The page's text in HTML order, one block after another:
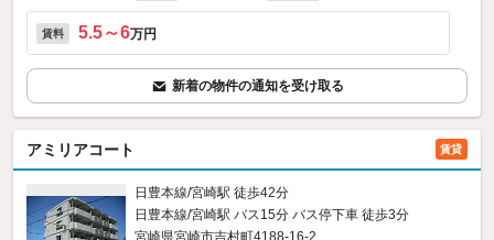
賃料 5.5～6万円
新着の物件の通知を受け取る
アミリアコート 賃貸
日豊本線/宮崎駅 徒歩42分
日豊本線/宮崎駅 バス15分 バス停下車 徒歩3分
宮崎県宮崎市吉村町4188‐16‐2